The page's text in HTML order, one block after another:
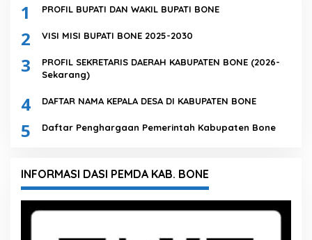
1 PROFIL BUPATI DAN WAKIL BUPATI BONE
2 VISI MISI BUPATI BONE 2025-2030
3
PROFIL SEKRETARIS DAERAH KABUPATEN BONE (2026-
Sekarang)
4 DAFTAR NAMA KEPALA DESA DI KABUPATEN BONE
5 Daftar Penghargaan Pemerintah Kabupaten Bone
INFORMASI DASI PEMDA KAB. BONE